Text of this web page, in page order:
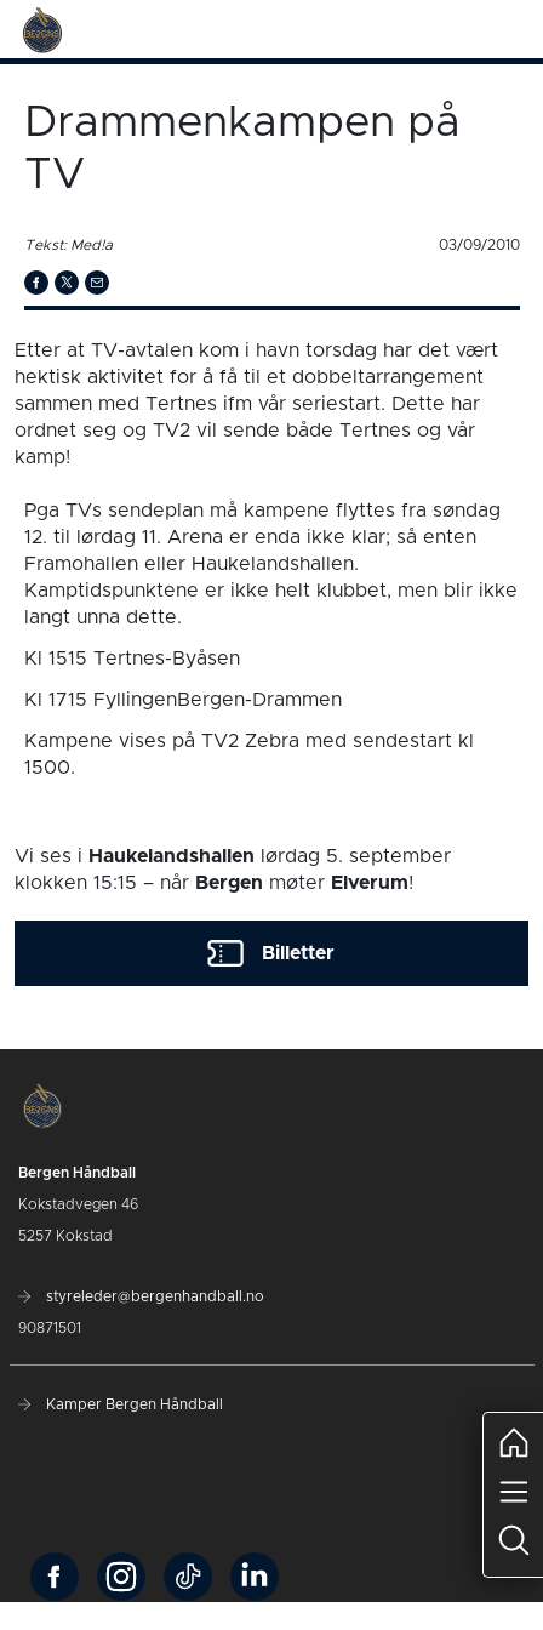
Drammenkampen på
TV
Tekst: Med!a 03/09/2010
Etter at TV-avtalen kom i havn torsdag har det vært
hektisk aktivitet for å få til et dobbeltarrangement
sammen med Tertnes ifm vår seriestart. Dette har
ordnet seg og TV2 vil sende både Tertnes og vår
kamp!
Pga TVs sendeplan må kampene flyttes fra søndag
12. til lørdag 11. Arena er enda ikke klar; så enten
Framohallen eller Haukelandshallen.
Kamptidspunktene er ikke helt klubbet, men blir ikke
langt unna dette.
Kl 1515 Tertnes-Byåsen
Kl 1715 FyllingenBergen-Drammen
Kampene vises på TV2 Zebra med sendestart kl
1500.
Vi ses i Haukelandshallen lørdag 5. september
klokken 15:15 – når Bergen møter Elverum!
Billetter
Bergen Håndball
Kokstadvegen 46
5257 Kokstad
styreleder@bergenhandball.no
90871501
Kamper Bergen Håndball